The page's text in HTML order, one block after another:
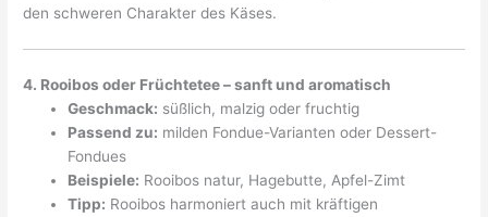
den schweren Charakter des Käses.
4. Rooibos oder Früchtetee – sanft und aromatisch
Geschmack: süßlich, malzig oder fruchtig
Passend zu: milden Fondue-Varianten oder Dessert-
Fondues
Beispiele: Rooibos natur, Hagebutte, Apfel-Zimt
Tipp: Rooibos harmoniert auch mit kräftigen